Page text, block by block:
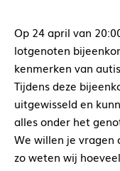
Op 24 april van
lotgenoten
kenmerken van
Tijdens deze
uitgewisseld en
alles onder het
We willen je vragen
zo weten wij